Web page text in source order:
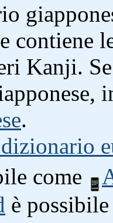
e contiene
Kanji.
.
come
è